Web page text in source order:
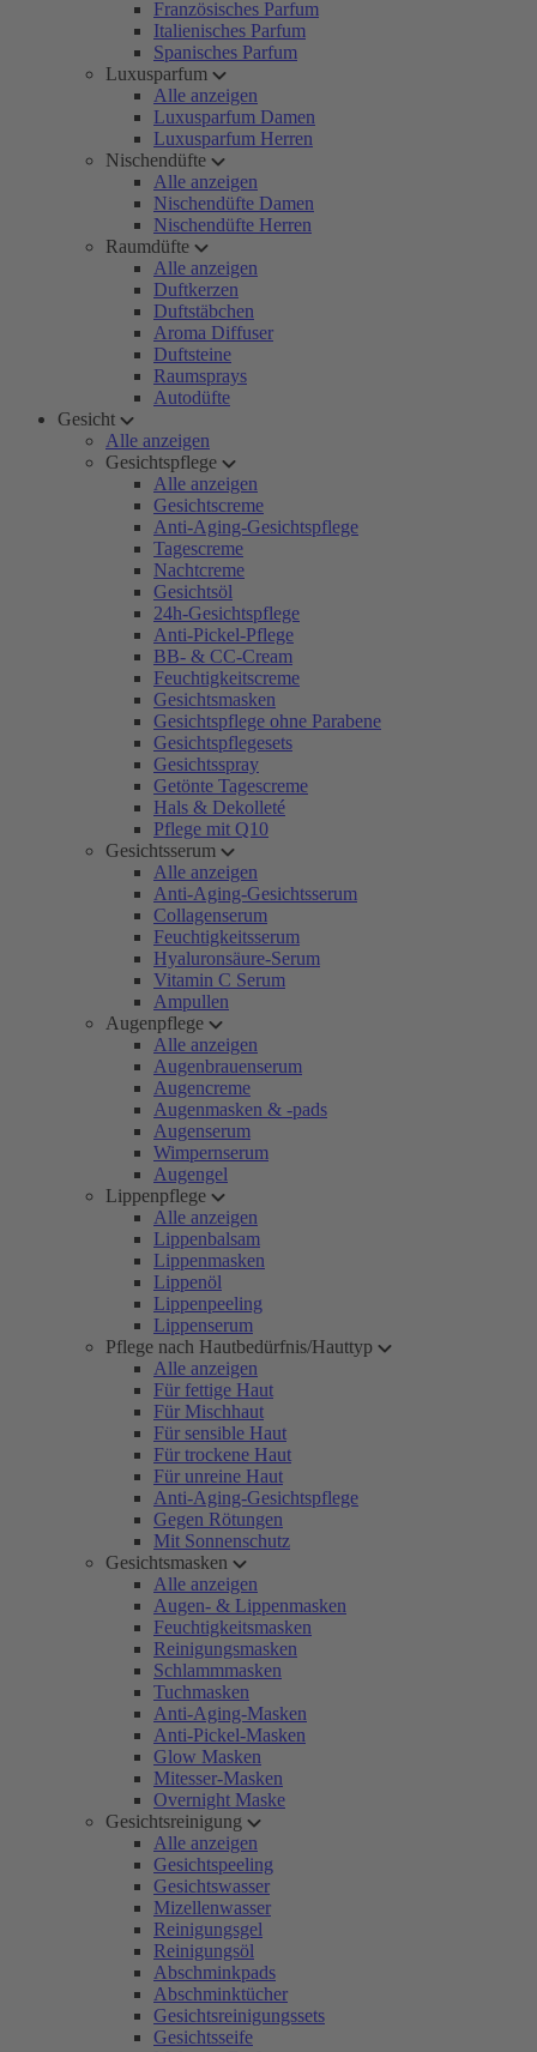
Französisches Parfum
Italienisches Parfum
Spanisches Parfum
Luxusparfum
Alle anzeigen
Luxusparfum Damen
Luxusparfum Herren
Nischendüfte
Alle anzeigen
Nischendüfte Damen
Nischendüfte Herren
Raumdüfte
Alle anzeigen
Duftkerzen
Duftstäbchen
Aroma Diffuser
Duftsteine
Raumsprays
Autodüfte
Gesicht
Alle anzeigen
Gesichtspflege
Alle anzeigen
Gesichtscreme
Anti-Aging-Gesichtspflege
Tagescreme
Nachtcreme
Gesichtsöl
24h-Gesichtspflege
Anti-Pickel-Pflege
BB- & CC-Cream
Feuchtigkeitscreme
Gesichtsmasken
Gesichtspflege ohne Parabene
Gesichtspflegesets
Gesichtsspray
Getönte Tagescreme
Hals & Dekolleté
Pflege mit Q10
Gesichtsserum
Alle anzeigen
Anti-Aging-Gesichtsserum
Collagenserum
Feuchtigkeitsserum
Hyaluronsäure-Serum
Vitamin C Serum
Ampullen
Augenpflege
Alle anzeigen
Augenbrauenserum
Augencreme
Augenmasken & -pads
Augenserum
Wimpernserum
Augengel
Lippenpflege
Alle anzeigen
Lippenbalsam
Lippenmasken
Lippenöl
Lippenpeeling
Lippenserum
Pflege nach Hautbedürfnis/Hauttyp
Alle anzeigen
Für fettige Haut
Für Mischhaut
Für sensible Haut
Für trockene Haut
Für unreine Haut
Anti-Aging-Gesichtspflege
Gegen Rötungen
Mit Sonnenschutz
Gesichtsmasken
Alle anzeigen
Augen- & Lippenmasken
Feuchtigkeitsmasken
Reinigungsmasken
Schlammmasken
Tuchmasken
Anti-Aging-Masken
Anti-Pickel-Masken
Glow Masken
Mitesser-Masken
Overnight Maske
Gesichtsreinigung
Alle anzeigen
Gesichtspeeling
Gesichtswasser
Mizellenwasser
Reinigungsgel
Reinigungsöl
Abschminkpads
Abschminktücher
Gesichtsreinigungssets
Gesichtsseife